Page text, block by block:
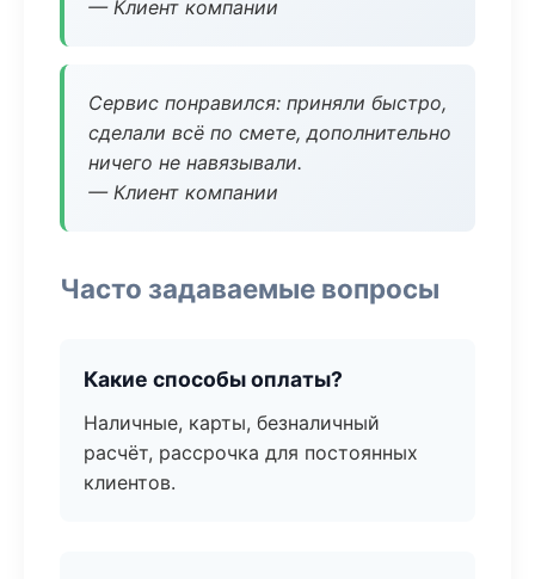
— Клиент компании
Сервис понравился: приняли быстро,
сделали всё по смете, дополнительно
ничего не навязывали.
— Клиент компании
Часто задаваемые вопросы
Какие способы оплаты?
Наличные, карты, безналичный
расчёт, рассрочка для постоянных
клиентов.